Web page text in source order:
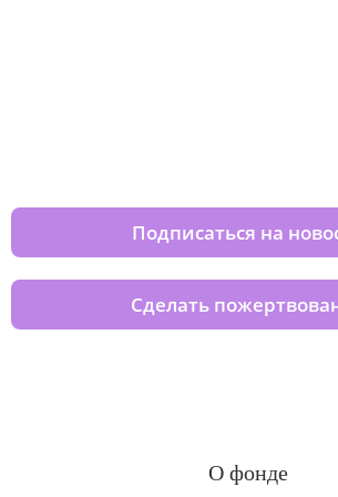
Подписаться на
Сделать
О фонде